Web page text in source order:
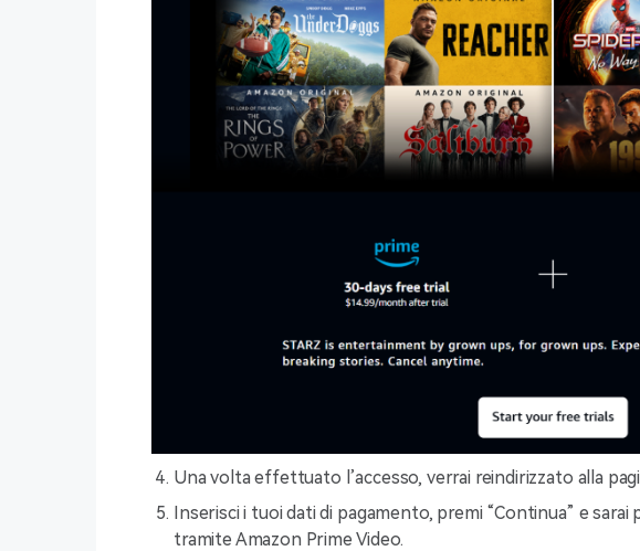
Una volta effettuato l’accesso, verrai reindirizzato alla
Inserisci i tuoi dati di pagamento, premi “Continua” e
tramite Amazon Prime Video.